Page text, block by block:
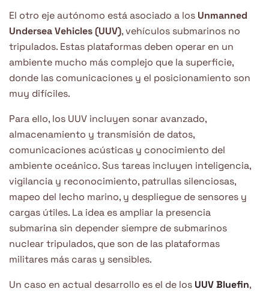
El otro eje autónomo está asociado a los Unmanned
Undersea Vehicles (UUV), vehículos submarinos no
tripulados. Estas plataformas deben operar en un
ambiente mucho más complejo que la superficie,
donde las comunicaciones y el posicionamiento son
muy difíciles.
Para ello, los UUV incluyen sonar avanzado,
almacenamiento y transmisión de datos,
comunicaciones acústicas y conocimiento del
ambiente oceánico. Sus tareas incluyen inteligencia,
vigilancia y reconocimiento, patrullas silenciosas,
mapeo del lecho marino, y despliegue de sensores y
cargas útiles. La idea es ampliar la presencia
submarina sin depender siempre de submarinos
nuclear tripulados, que son de las plataformas
militares más caras y sensibles.
Un caso en actual desarrollo es el de los UUV Bluefin,